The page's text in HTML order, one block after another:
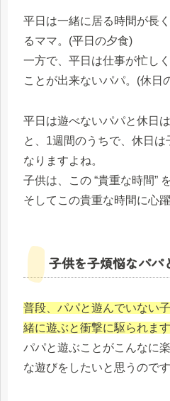
平日は一緒に居る時間が長
るママ。(平日の夕食)
一方で、平日は仕事が忙し
ことが出来ないパパ。(休日
平日は遊べないパパと休日
と、1週間のうちで、休日
なりますよね。
子供は、この “貴重な時間”
そしてこの貴重な時間に心
子供を子煩悩なパパ
普段、パパと遊んでいない
緒に遊ぶと衝撃に駆られます
パパと遊ぶことがこんなに
な遊びをしたいと思うのです